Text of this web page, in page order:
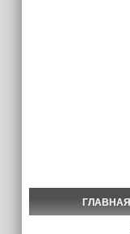
ГЛАВНАЯ